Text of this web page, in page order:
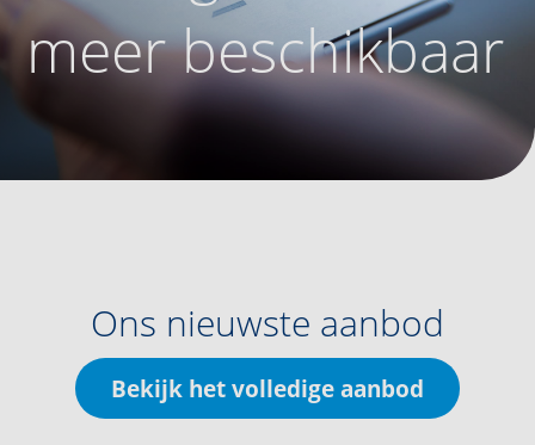
meer beschikbaar
Ons nieuwste aanbod
Bekijk het volledige aanbod